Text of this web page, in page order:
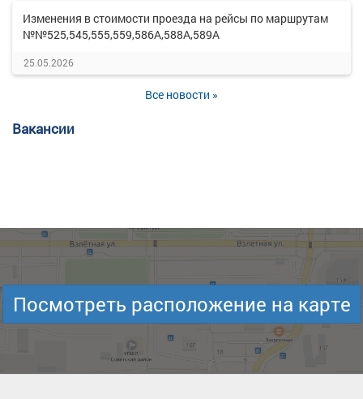
Изменения в стоимости проезда на рейсы по маршрутам
№№525,545,555,559,586А,588А,589А
25.05.2026
Все новости »
Вакансии
Посмотреть расположение на карте